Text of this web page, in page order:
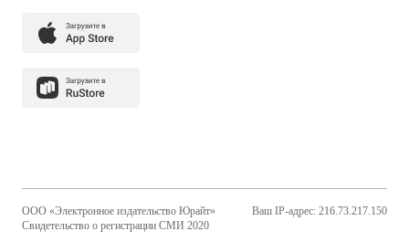
ООО «Электронное издательство Юрайт»
Свидетельство о регистрации СМИ 2020
Ваш IP-адрес: 216.73.217.150